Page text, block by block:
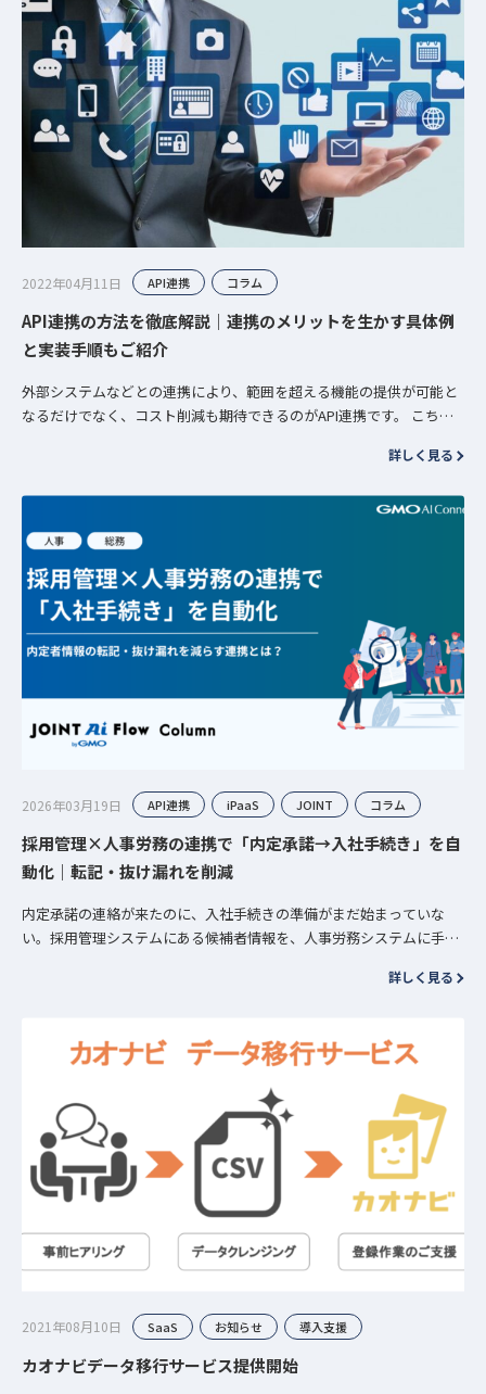
2022年04月11日 API連携 コラム
API連携の方法を徹底解説｜連携のメリットを生かす具体例
と実装手順もご紹介
外部システムなどとの連携により、範囲を超える機能の提供が可能と
なるだけでなく、コスト削減も期待できるのがAPI連携です。 こちら
詳しく見る
2026年03月19日 API連携 iPaaS JOINT コラム
採用管理×人事労務の連携で「内定承諾→入社手続き」を自
動化｜転記・抜け漏れを削減
内定承諾の連絡が来たのに、入社手続きの準備がまだ始まっていな
い。採用管理システムにある候補者情報を、人事労務システムに手入
詳しく見る
2021年08月10日 SaaS お知らせ 導入支援
カオナビデータ移行サービス提供開始